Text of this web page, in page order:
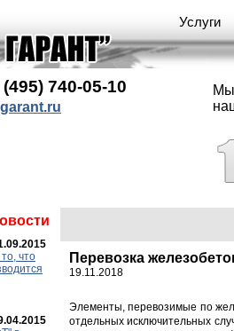
Услуги
740-05-10
Мы
что
Перевозка
19.11.2018
Элементы, перевозимые по
отдельных исключительных